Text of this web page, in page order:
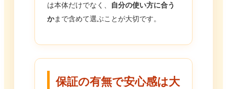
は本体だけでなく、
自分の使い方に合う
かまで含めて選ぶことが大切です。
保証の有無で安心感は大